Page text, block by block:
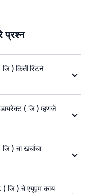
प्रश्न
) किती रिटर्न
डायरेक्ट ( जि ) म्हणजे
) चा खर्चाचा
( जि ) चे एयूएम काय